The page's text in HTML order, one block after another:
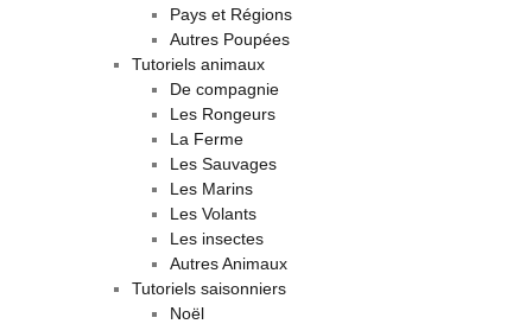
Pays et Régions
Autres Poupées
Tutoriels animaux
De compagnie
Les Rongeurs
La Ferme
Les Sauvages
Les Marins
Les Volants
Les insectes
Autres Animaux
Tutoriels saisonniers
Noël